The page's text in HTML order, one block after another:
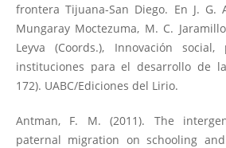
frontera Tijuana-San Diego. En J. G.
Mungaray Moctezuma, M. C.
Leyva (Coords.), Innovación
instituciones para el desarrollo de
172). UABC/Ediciones del Lirio.
Antman, F. M. (2011). The
paternal migration on schooling